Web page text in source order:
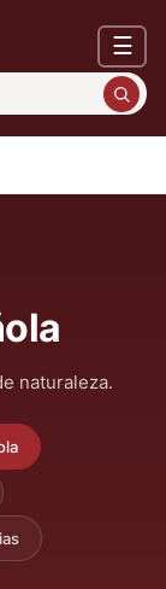
☰
naturaleza.